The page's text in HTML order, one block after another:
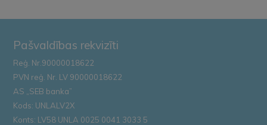
Pašvaldības rekvizīti
Reģ. Nr.90000018622
PVN reģ. Nr. LV 90000018622
AS „SEB banka”
Kods: UNLALV2X
Konts: LV58 UNLA 0025 0041 3033 5